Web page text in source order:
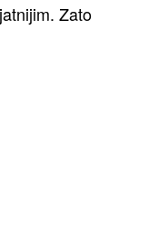
Zato